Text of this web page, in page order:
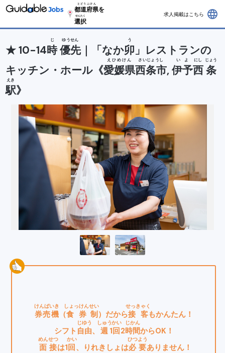
都道府県
とどうふけん
を
選択
せんたく 求人掲載はこちら language
★ 10-14時
じ
優先
ゆうせん
｜「なか卯
う
」レストランの
キッチン・ホール《愛媛県
えひめけん
西条市
さいじょうし
,伊予
いよ
西
にし
条
じょう
駅
えき
》
券売機
けんばいき
（食券
しょっけん
制
せい
）だから接客
せっきゃく
もかんたん！
シフト 自由
じゆう
、 週
しゅう
1回
かい
2時間
じかん
からOK！
面接
めんせつ
は1回
かい
、りれきしょは必要
ひつよう
ありません！